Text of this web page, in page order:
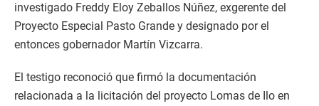
investigado Freddy Eloy Zeballos Núñez, exgerente del
Proyecto Especial Pasto Grande y designado por el
entonces gobernador Martín Vizcarra.
El testigo reconoció que firmó la documentación
relacionada a la licitación del proyecto Lomas de Ilo en